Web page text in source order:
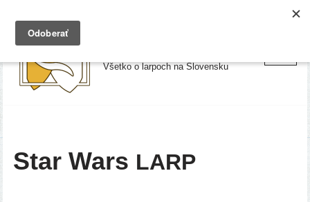
Preskočiť
Všetko o larpoch na Slovensku
Star Wars LARP